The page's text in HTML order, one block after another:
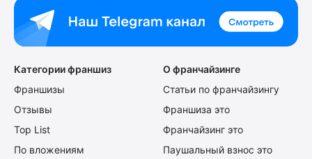
Категории франшиз
Франшизы
Отзывы
Top List
По вложениям
О франчайзинге
Статьи по франчайзингу
Франшиза это
Франчайзинг это
Паушальный взнос это